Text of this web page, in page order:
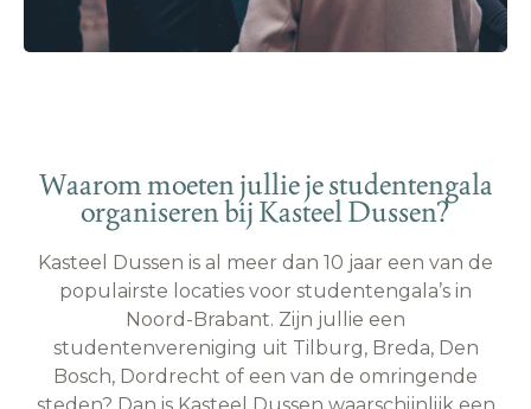
Waarom moeten jullie je studentengala
organiseren bij Kasteel Dussen?
Kasteel Dussen is al meer dan 10 jaar een van de
populairste locaties voor studentengala’s in
Noord-Brabant. Zijn jullie een
studentenvereniging uit Tilburg, Breda, Den
Bosch, Dordrecht of een van de omringende